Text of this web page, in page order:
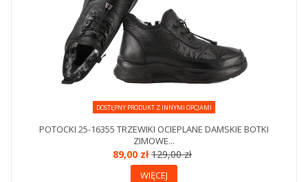
DOSTĘPNY PRODUKT Z INNYMI OPCJAMI
POTOCKI 25-16355 TRZEWIKI OCIEPLANE DAMSKIE BOTKI
ZIMOWE...
89,00 zł129,00 zł
WIĘCEJ